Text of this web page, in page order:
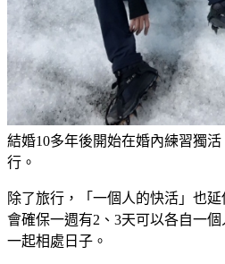
結婚10多年後開始在婚內練習獨
行。
除了旅行，「一個人的快活」也
會確保一週有2、3天可以各自一
一起相處日子。